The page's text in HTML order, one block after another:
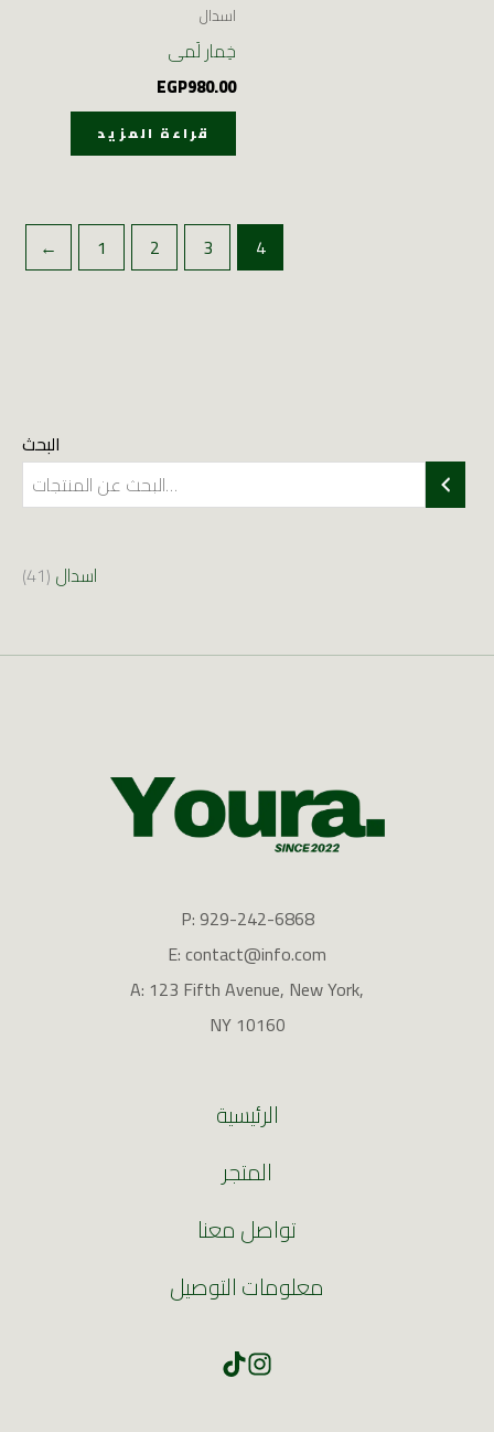
البحث
اسدال 41
اسدال
خِمار لَمى
EGP980.00
قراءة المزيد
→ 1 2 3 4
P: 929-242-6868
E: contact@info.com
A: 123 Fifth Avenue, New York,
NY 10160
الرئيسية
المتجر
تواصل معنا
معلومات التوصيل